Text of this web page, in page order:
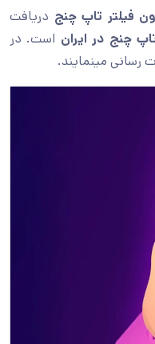
فیلتر تاپ چنج دریافت
چنج در ایران است. در
رسانی مینمایند.